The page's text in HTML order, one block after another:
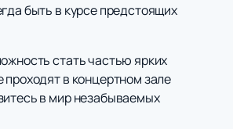
быть в курсе предстоящих
стать частью ярких
в концертном зале
в мир незабываемых